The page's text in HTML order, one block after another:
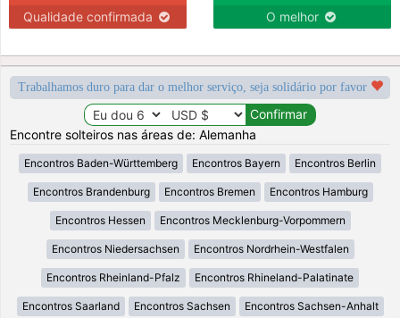
Qualidade confirmada O melhor
Trabalhamos duro para dar o melhor serviço, seja solidário por favor
Encontre solteiros nas áreas de: Alemanha
Encontros Baden-Württemberg Encontros Bayern Encontros Berlin
Encontros Brandenburg Encontros Bremen Encontros Hamburg
Encontros Hessen Encontros Mecklenburg-Vorpommern
Encontros Niedersachsen Encontros Nordrhein-Westfalen
Encontros Rheinland-Pfalz Encontros Rhineland-Palatinate
Encontros Saarland Encontros Sachsen Encontros Sachsen-Anhalt